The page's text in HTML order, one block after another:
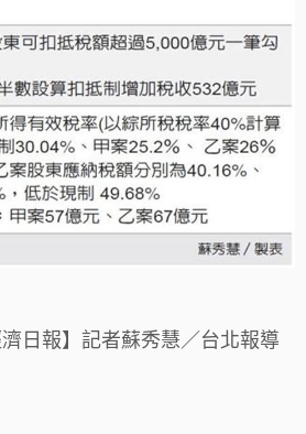
日報】記者蘇秀慧／台北報導